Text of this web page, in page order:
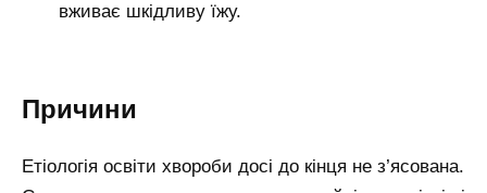
вживає шкідливу їжу.
Причини
Етіологія освіти хвороби досі до кінця не з’ясована.